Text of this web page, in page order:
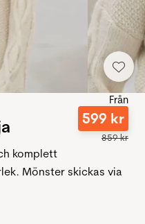
Från
599 kr
859kr
komplett
Mönster skickas via